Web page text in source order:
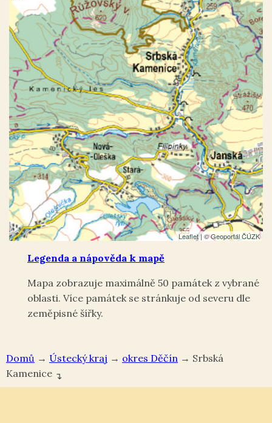
Domů → Ústecký kraj → okres Děčín → Srbská
Kamenice ↴
Leaflet| ©Geoportál ČÚZK
Legenda a nápověda k mapě
Mapa zobrazuje maximálně 50 památek z vybrané
oblasti. Více památek se stránkuje od severu dle
zeměpisné šířky.